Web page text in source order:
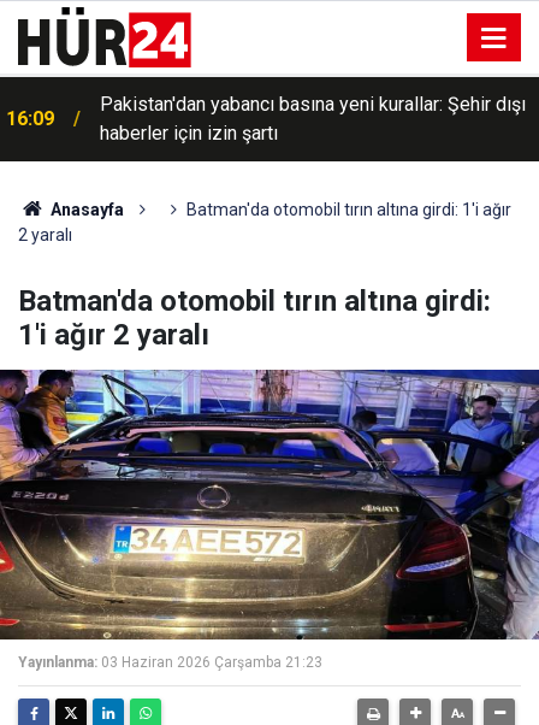
16:09
Pakistan'dan yabancı basına yeni kurallar: Şehir dışı
haberler için izin şartı
Anasayfa
Batman'da otomobil tırın altına girdi: 1'i ağır
2 yaralı
Batman'da otomobil tırın altına girdi:
1'i ağır 2 yaralı
Yayınlanma: 03 Haziran 2026 Çarşamba 21:23